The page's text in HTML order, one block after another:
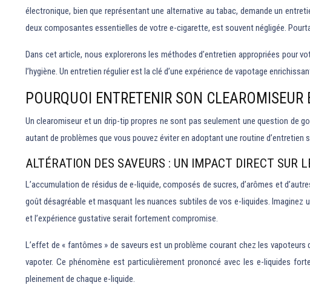
électronique, bien que représentant une alternative au tabac, demande un
deux composantes essentielles de votre e-cigarette, est souvent négligée.
Dans cet article, nous explorerons les méthodes d’entretien appropriées pour
l’hygiène. Un entretien régulier est la clé d’une expérience de vapotage
POURQUOI ENTRETENIR SON
Un clearomiseur et un drip-tip propres ne sont pas seulement une question de
autant de problèmes que vous pouvez éviter en adoptant une routine
ALTÉRATION DES SAVEURS : UN IMPACT DIRECT SUR
L’accumulation de résidus de e-liquide, composés de sucres, d’arômes et
goût désagréable et masquant les nuances subtiles de vos e-liquides.
et l’expérience gustative serait fortement compromise.
L’effet de « fantômes » de saveurs est un problème courant chez les
vapoter. Ce phénomène est particulièrement prononcé avec les e-liquides
pleinement de chaque e-liquide.